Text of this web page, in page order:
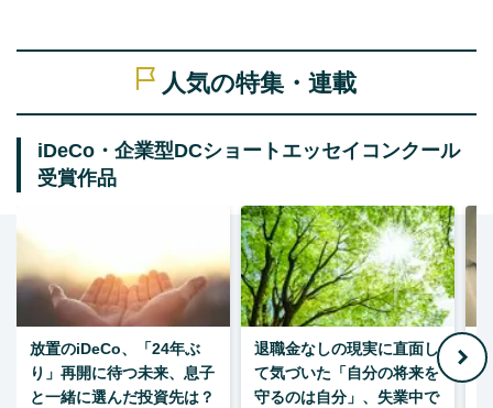
人気の特集・連載
iDeCo・企業型DCショートエッセイコンクール
受賞作品
放置のiDeCo、「24年ぶ
り」再開に待つ未来、息子
と一緒に選んだ投資先は？
退職金なしの現実に直面し
て気づいた「自分の将来を
守るのは自分」、失業中で